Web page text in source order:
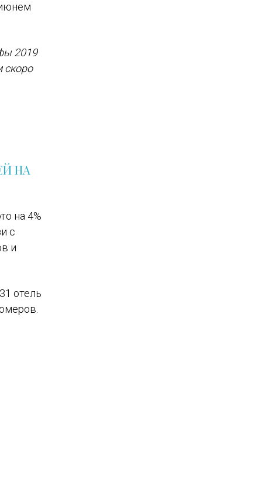
2019
скоро
НА
на 4%
с
и
отель